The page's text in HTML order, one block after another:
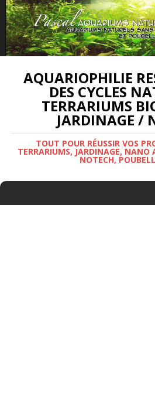
AQUARIOPHILIE
DES CYCLES
TERRARIUMS
JARDINAGE /
TOUT POUR RÉUSSIR VOS
TERRARIUMS, JARDINAGE, NANO
NOTECH,